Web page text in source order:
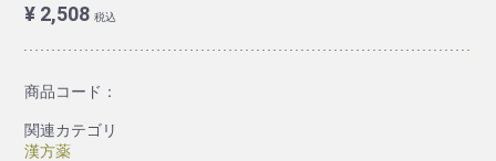
¥ 2,508 税込
商品コード：
関連カテゴリ
漢方薬